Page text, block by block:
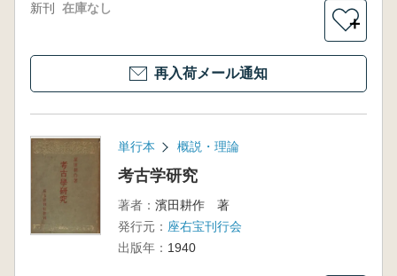
新刊 在庫なし
＋
再入荷メール通知
単行本 概説・理論
考古学研究
著者： 濱田耕作 著
発行元： 座右宝刊行会
出版年： 1940